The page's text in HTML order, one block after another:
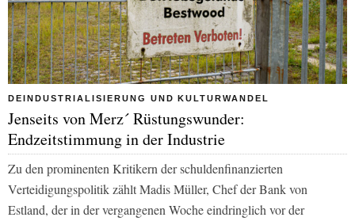
DEINDUSTRIALISIERUNG UND KULTURWANDEL
Jenseits von Merz´ Rüstungswunder:
Endzeitstimmung in der Industrie
Zu den prominenten Kritikern der schuldenfinanzierten
Verteidigungspolitik zählt Madis Müller, Chef der Bank von
Estland, der in der vergangenen Woche eindringlich vor der